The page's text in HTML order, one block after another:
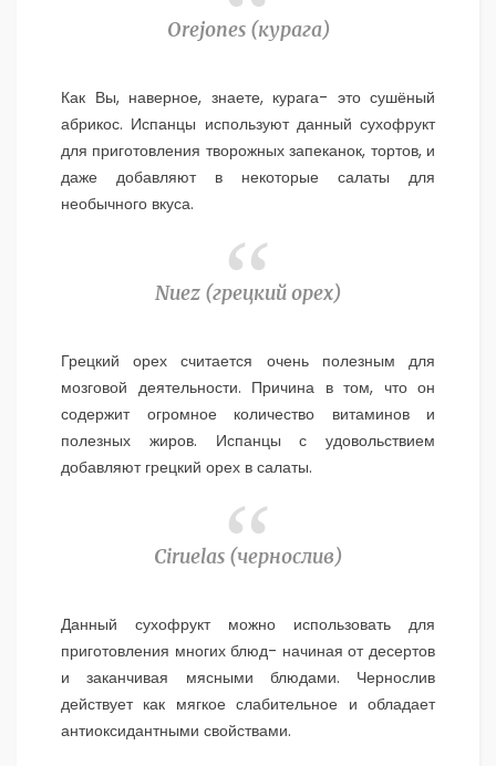
Orejones (курага)
Как Вы, наверное, знаете, курага- это сушёный
абрикос. Испанцы используют данный сухофрукт
для приготовления творожных запеканок, тортов, и
даже добавляют в некоторые салаты для
необычного вкуса.
Nuez (грецкий орех)
Грецкий орех считается очень полезным для
мозговой деятельности. Причина в том, что он
содержит огромное количество витаминов и
полезных жиров. Испанцы с удовольствием
добавляют грецкий орех в салаты.
Ciruelas (чернослив)
Данный сухофрукт можно использовать для
приготовления многих блюд- начиная от десертов
и заканчивая мясными блюдами. Чернослив
действует как мягкое слабительное и обладает
антиоксидантными свойствами.